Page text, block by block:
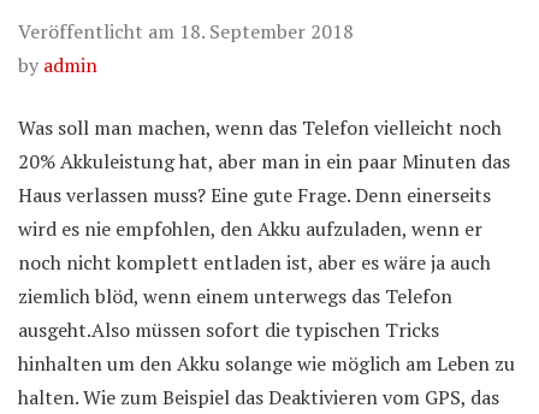
Veröffentlicht am 18. September 2018
by admin
Was soll man machen, wenn das Telefon vielleicht noch
20% Akkuleistung hat, aber man in ein paar Minuten das
Haus verlassen muss? Eine gute Frage. Denn einerseits
wird es nie empfohlen, den Akku aufzuladen, wenn er
noch nicht komplett entladen ist, aber es wäre ja auch
ziemlich blöd, wenn einem unterwegs das Telefon
ausgeht.Also müssen sofort die typischen Tricks
hinhalten um den Akku solange wie möglich am Leben zu
halten. Wie zum Beispiel das Deaktivieren vom GPS, das